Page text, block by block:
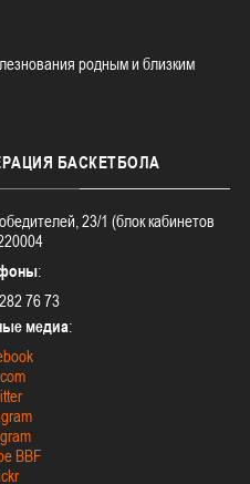
родным и близким
БАСКЕТБОЛА
23/1 (блок кабинетов
:
76 73
медиа:
BBF